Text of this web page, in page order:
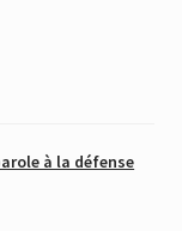
à la défense